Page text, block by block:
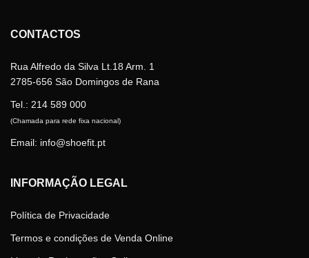
product
CONTACTOS
Rua Alfredo da Silva Lt.18 Arm. 1
2785-656 São Domingos de Rana
Tel.: 214 589 000
(Chamada para rede fixa nacional)
Email: info@shoefit.pt
INFORMAÇÃO LEGAL
Política de Privacidade
Termos e condições de Venda Online